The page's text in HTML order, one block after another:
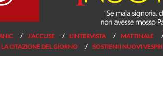
J’ACCUSE L’INTERVISTA MATTINALE
LA CITAZIONE DEL GIORNO SOSTIENI I NUOVI VESPRI